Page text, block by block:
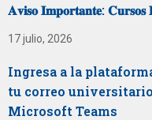
𝐀𝐯𝐢𝐬𝐨 𝐈𝐦𝐩𝐨𝐫𝐭𝐚𝐧𝐭𝐞: 𝐂𝐮𝐫𝐬𝐨𝐬
17 julio, 2026
Ingresa a la
tu correo
Microsoft Teams